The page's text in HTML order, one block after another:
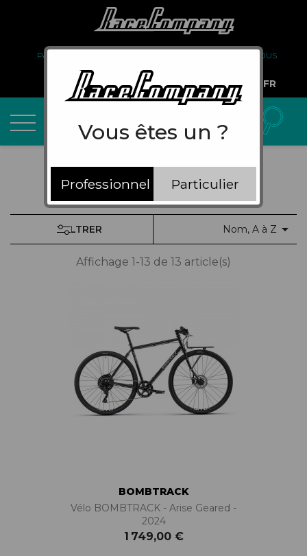
PARTENARIAT
À PROPOS DE NOUS
COMPTE PRO
FR
Nom, A à Z 
FILTRER
Affichage 1-13 de 13 article(s)
BOMBTRACK
Vélo BOMBTRACK - Arise Geared -
2024
1 749,00 €
Vous êtes un ?
Professionnel Particulier